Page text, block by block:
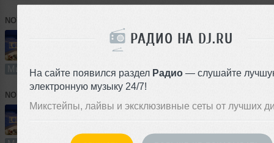
РАДИО НА DJ.RU
На сайте появился раздел Радио — слушайте
электронную музыку 24/7!
Микстейпы, лайвы и эксклюзивные сеты от лучших
NOY
Микс В плейлист (в 3 плейлистах)
NOY ➝ LOUNGE CAFE 5